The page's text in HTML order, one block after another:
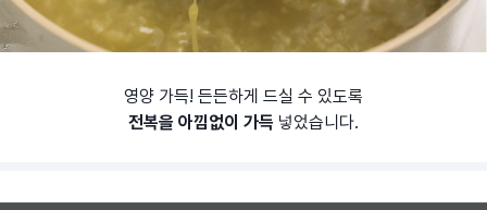
영양 가득! 든든하게 드실 수 있도록
전복을 아낌없이 가득 넣었습니다.